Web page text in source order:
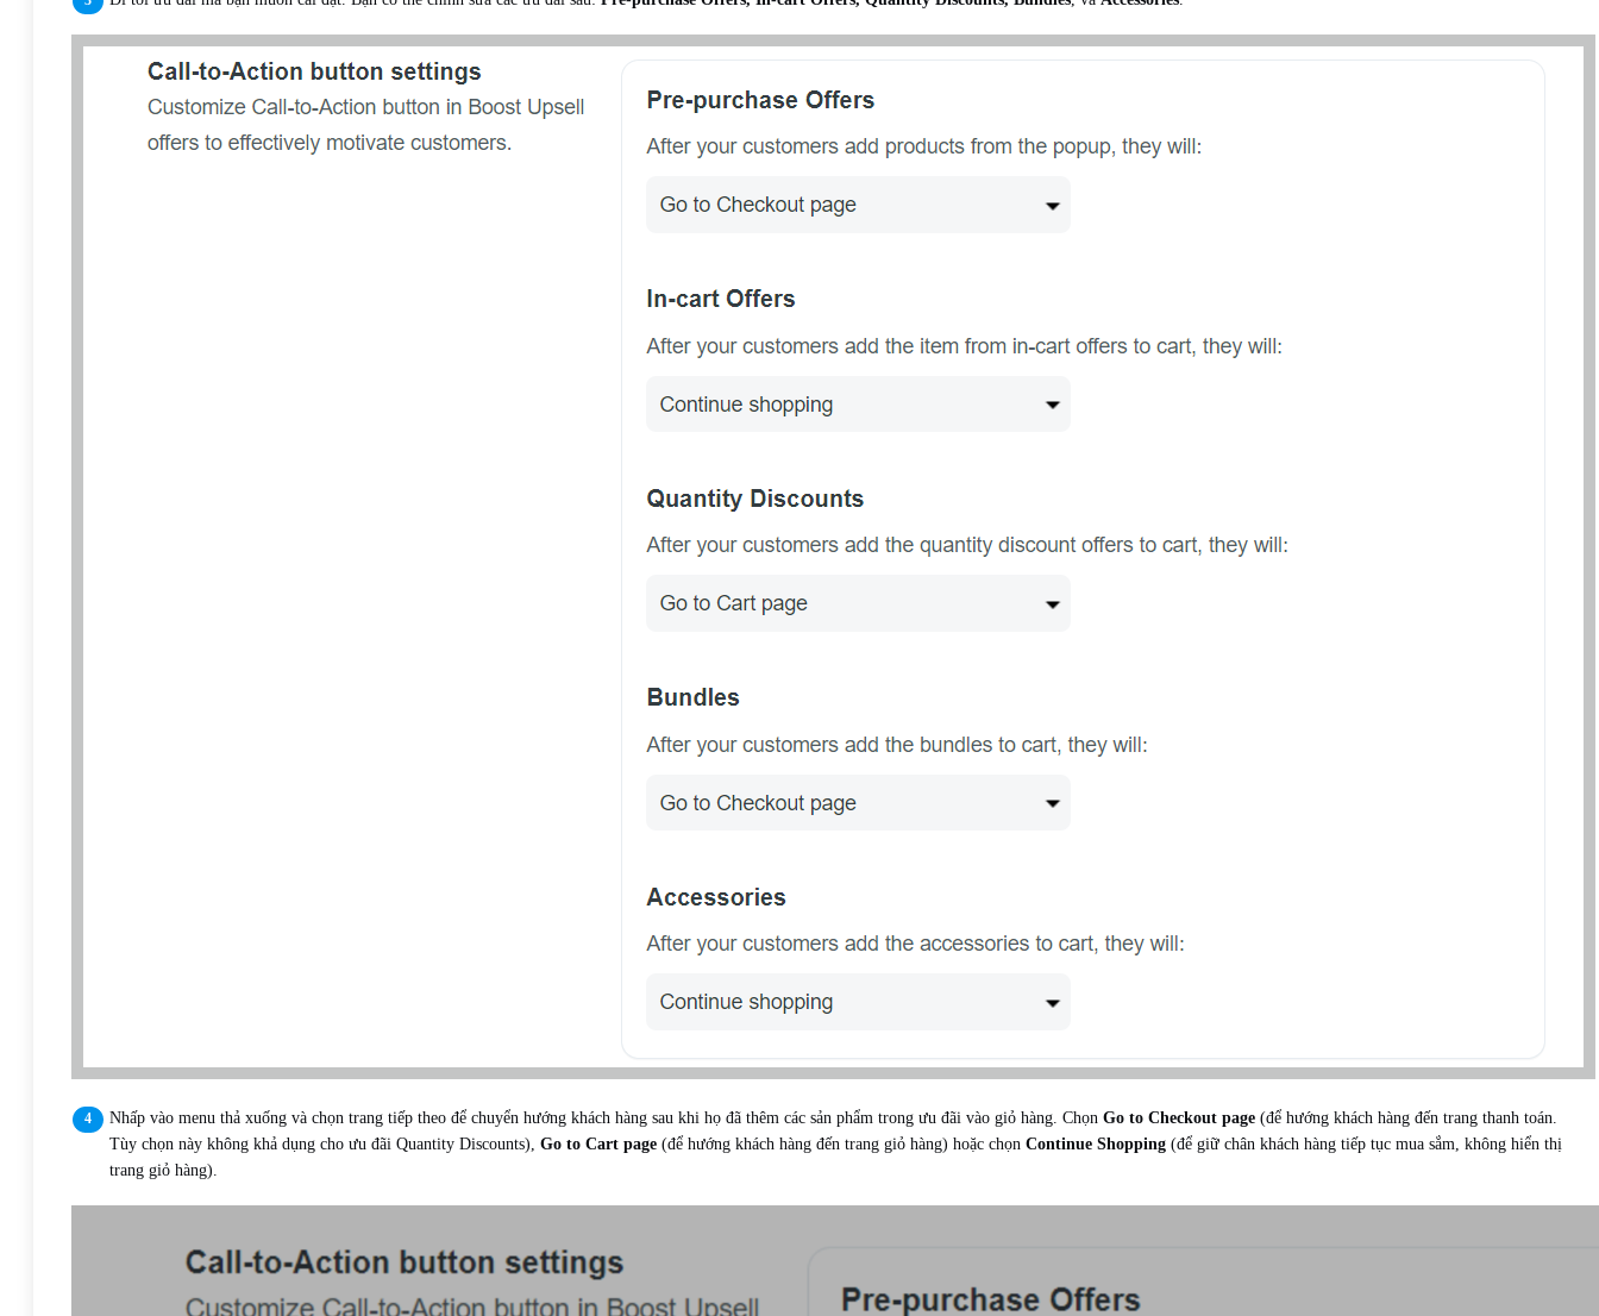
Nhấp vào menu thả xuống và chọn trang tiếp theo để chuyển hướng khách hàng sau khi họ đã thêm các sản phẩm trong ưu đãi vào giỏ hàng. Chọn Go to Checkout page (để hướng khách hàng đến trang thanh toán.
Tùy chọn này không khả dụng cho ưu đãi Quantity Discounts), Go to Cart page (để hướng khách hàng đến trang giỏ hàng) hoặc chọn Continue Shopping (để giữ chân khách hàng tiếp tục mua sắm, không hiển thị
trang giỏ hàng).